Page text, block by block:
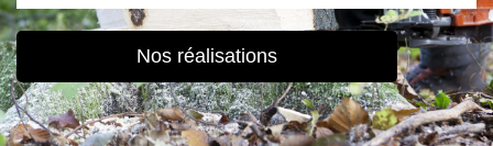
Nos réalisations